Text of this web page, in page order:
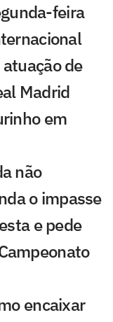
feira
de
Madrid
em
não
o impasse
e pede
encaixar